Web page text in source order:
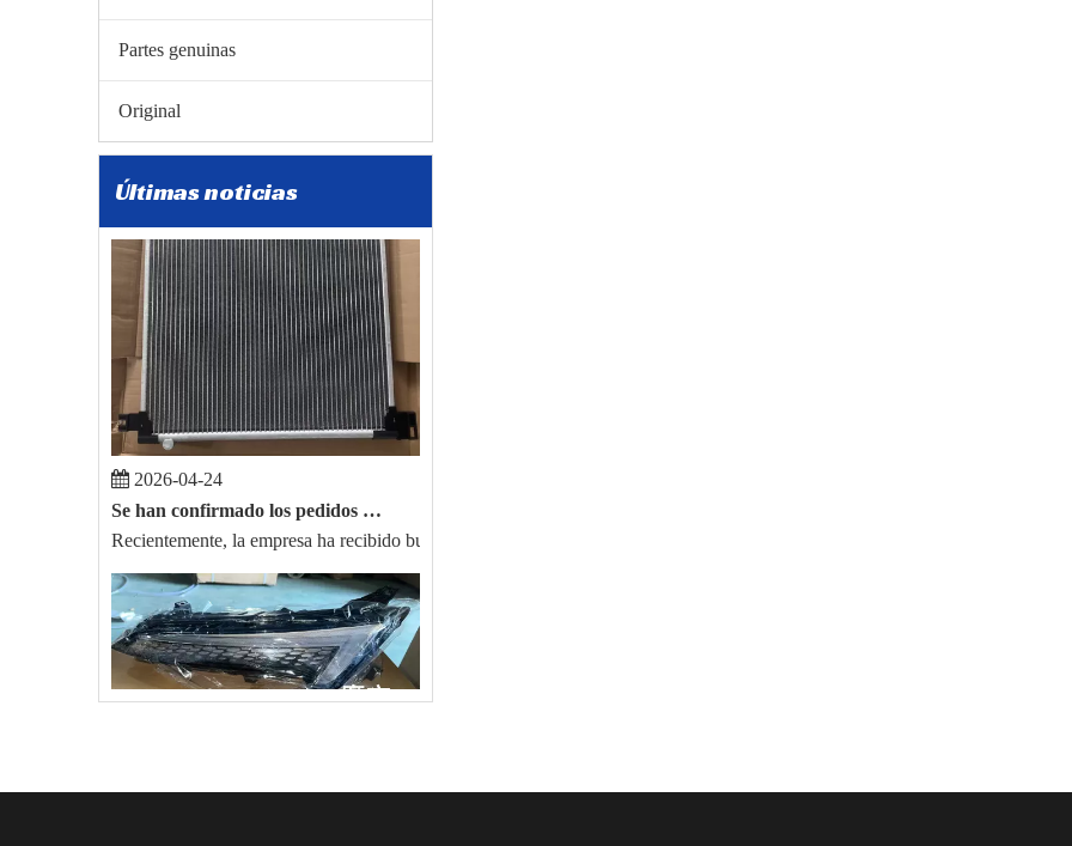
Partes genuinas
Original
Últimas noticias
2026-01-05
Zibo Baiwang Machinery Co., Ltd. logra un gran avance en el comercio internacional con una exportación exitosa de
Recientemente, la empresa ha recibido buenas noticias. Basándonos en años de profunda experiencia en la industria de
Orden de BAIC EU5 X55 Auto Parts Export Exporta con éxito